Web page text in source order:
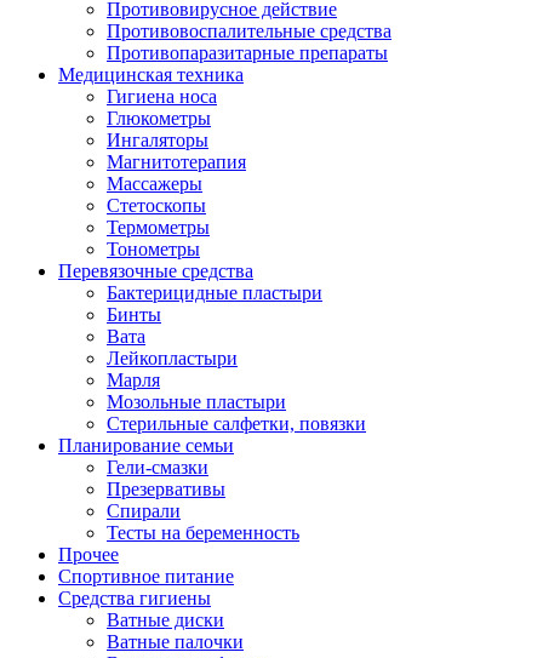
Противовирусное действие
Противовоспалительные средства
Противопаразитарные препараты
Медицинская техника
Гигиена носа
Глюкометры
Ингаляторы
Магнитотерапия
Массажеры
Стетоскопы
Термометры
Тонометры
Перевязочные средства
Бактерицидные пластыри
Бинты
Вата
Лейкопластыри
Марля
Мозольные пластыри
Стерильные салфетки, повязки
Планирование семьи
Гели-смазки
Презервативы
Спирали
Тесты на беременность
Прочее
Спортивное питание
Средства гигиены
Ватные диски
Ватные палочки